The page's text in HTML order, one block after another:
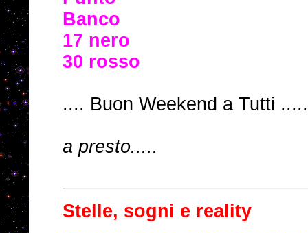
Banco
17 nero
30 rosso
.... Buon Weekend a Tutti .....
a presto.....
Stelle, sogni e reality